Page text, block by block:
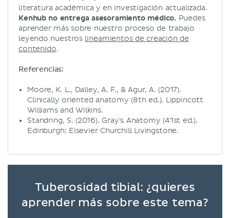
literatura académica y en investigación actualizada.
Kenhub no entrega asesoramiento médico. Puedes
aprender más sobre nuestro proceso de trabajo
leyendo nuestros lineamientos de creación de
contenido.
Referencias:
Moore, K. L., Dalley, A. F., & Agur, A. (2017).
Clinically oriented anatomy (8th ed.). Lippincott
Williams and Wilkins.
Standring, S. (2016). Gray's Anatomy (41st ed.).
Edinburgh: Elsevier Churchill Livingstone.
Tuberosidad tibial: ¿quieres
aprender más sobre este tema?